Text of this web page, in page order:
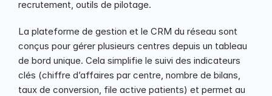
recrutement, outils de pilotage.
La plateforme de gestion et le CRM du réseau sont
conçus pour gérer plusieurs centres depuis un tableau
de bord unique. Cela simplifie le suivi des indicateurs
clés (chiffre d’affaires par centre, nombre de bilans,
taux de conversion, file active patients) et permet au